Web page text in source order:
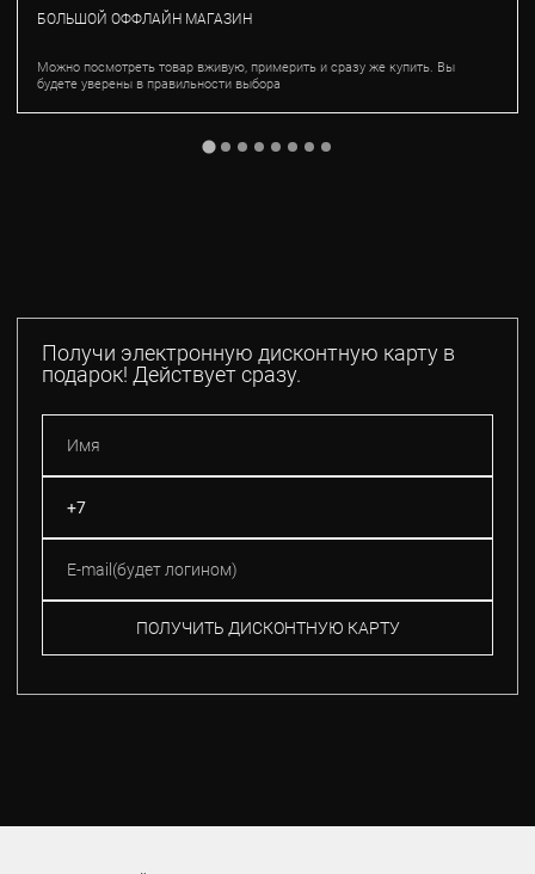
БОЛЬШОЙ ОФФЛАЙН МАГАЗИН
Можно посмотреть товар вживую, примерить и сразу же купить. Вы
будете уверены в правильности выбора
Получи электронную дисконтную карту в
подарок! Действует сразу.
ПОЛУЧИТЬ ДИСКОНТНУЮ КАРТУ